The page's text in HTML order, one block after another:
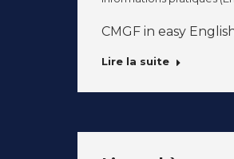
CMGF in easy
Lire la suite